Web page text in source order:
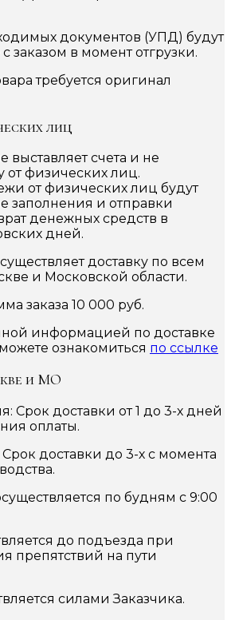
документов (УПД) будут
заказом в момент отгрузки.
требуется оригинал
лиц
счета и не
от физических лиц.
от физических лиц будут
заполнения и отправки
денежных средств в
дней.
доставку по всем
и Московской области.
заказа 10 000 руб.
информацией по доставке
ознакомиться по ссылке
и МО
Срок доставки от 1 до 3-х дней
оплаты.
доставки до 3-х с момента
по будням с 9:00
до подъезда при
препятствий на пути
силами Заказчика.